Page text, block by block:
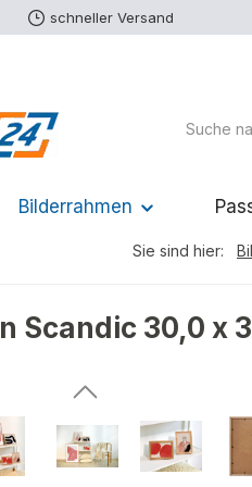
schneller Versand
Bilderrahmen
Sie sind hier:
Scandic 30,0 x